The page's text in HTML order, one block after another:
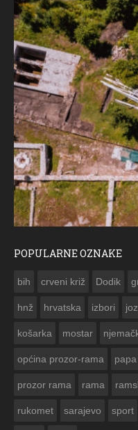
POPULARNE OZNAKE
bih crveni križ Dodik
hnž hrvatska izbori
košarka mostar
općina prozor-rama
prozor rama rama
rukomet sarajevo sport